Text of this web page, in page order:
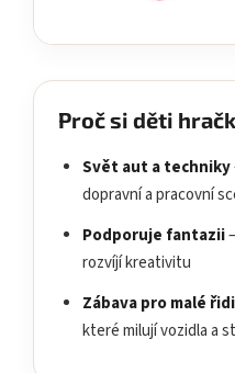
Proč si děti
Svět aut a techniky
dopravní a pracovní
Podporuje fantazii
rozvíjí kreativitu
Zábava pro malé
které milují vozidla a